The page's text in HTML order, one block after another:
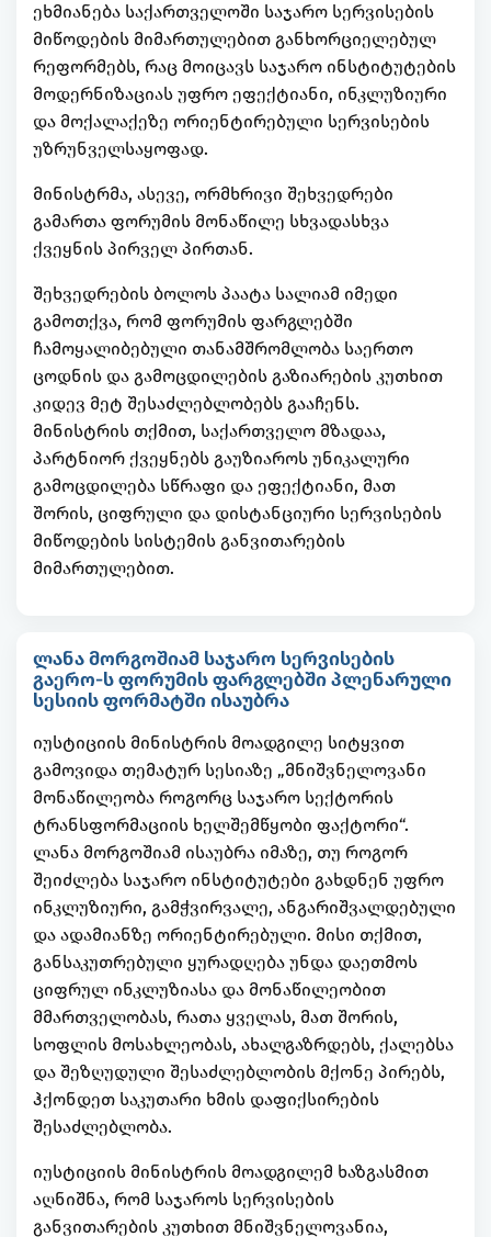
ეხმიანება საქართველოში საჯარო სერვისების
მიწოდების მიმართულებით განხორციელებულ
რეფორმებს, რაც მოიცავს საჯარო ინსტიტუტების
მოდერნიზაციას უფრო ეფექტიანი, ინკლუზიური
და მოქალაქეზე ორიენტირებული სერვისების
უზრუნველსაყოფად.
მინისტრმა, ასევე, ორმხრივი შეხვედრები
გამართა ფორუმის მონაწილე სხვადასხვა
ქვეყნის პირველ პირთან.
შეხვედრების ბოლოს პაატა სალიამ იმედი
გამოთქვა, რომ ფორუმის ფარგლებში
ჩამოყალიბებული თანამშრომლობა საერთო
ცოდნის და გამოცდილების გაზიარების კუთხით
კიდევ მეტ შესაძლებლობებს გააჩენს.
მინისტრის თქმით, საქართველო მზადაა,
პარტნიორ ქვეყნებს გაუზიაროს უნიკალური
გამოცდილება სწრაფი და ეფექტიანი, მათ
შორის, ციფრული და დისტანციური სერვისების
მიწოდების სისტემის განვითარების
მიმართულებით.
ლანა მორგოშიამ საჯარო სერვისების
გაერო-ს ფორუმის ფარგლებში პლენარული
სესიის ფორმატში ისაუბრა
იუსტიციის მინისტრის მოადგილე სიტყვით
გამოვიდა თემატურ სესიაზე „მნიშვნელოვანი
მონაწილეობა როგორც საჯარო სექტორის
ტრანსფორმაციის ხელშემწყობი ფაქტორი“.
ლანა მორგოშიამ ისაუბრა იმაზე, თუ როგორ
შეიძლება საჯარო ინსტიტუტები გახდნენ უფრო
ინკლუზიური, გამჭვირვალე, ანგარიშვალდებული
და ადამიანზე ორიენტირებული. მისი თქმით,
განსაკუთრებული ყურადღება უნდა დაეთმოს
ციფრულ ინკლუზიასა და მონაწილეობით
მმართველობას, რათა ყველას, მათ შორის,
სოფლის მოსახლეობას, ახალგაზრდებს, ქალებსა
და შეზღუდული შესაძლებლობის მქონე პირებს,
ჰქონდეთ საკუთარი ხმის დაფიქსირების
შესაძლებლობა.
იუსტიციის მინისტრის მოადგილემ ხაზგასმით
აღნიშნა, რომ საჯაროს სერვისების
განვითარების კუთხით მნიშვნელოვანია,